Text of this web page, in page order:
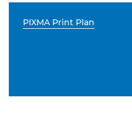
PIXMA Print Plan